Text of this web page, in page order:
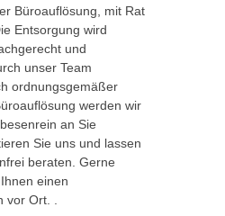
Büroauflösung, mit Rat
Entsorgung wird
und
unser Team
ordnungsgemäßer
werden wir
an Sie
Sie uns und lassen
beraten. Gerne
einen
Ort. .